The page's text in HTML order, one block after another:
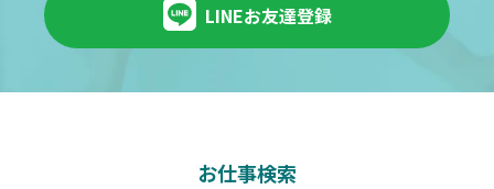
LINEお友達登録
お仕事検索